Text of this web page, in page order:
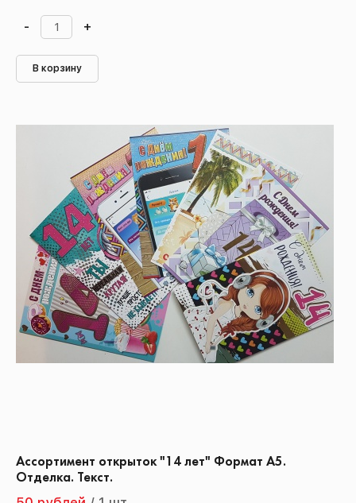
- +
В корзину
Ассортимент открыток "14 лет" Формат А5.
Отделка. Текст.